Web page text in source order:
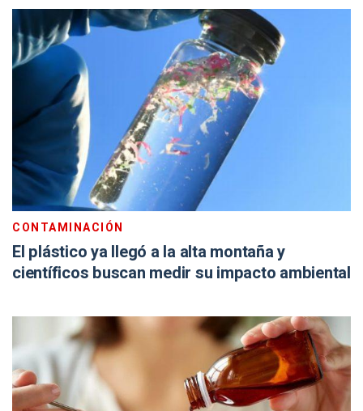
CONTAMINACIÓN
El plástico ya llegó a la alta montaña y
científicos buscan medir su impacto ambiental